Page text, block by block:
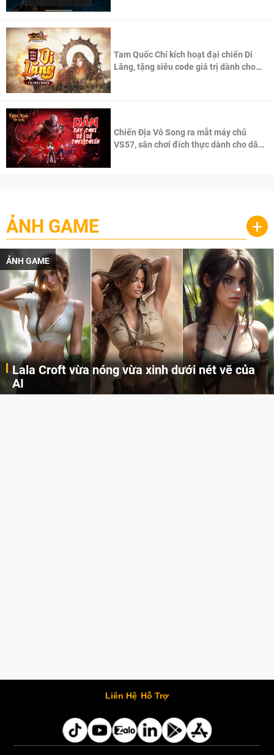
Tam Quốc Chí kích hoạt đại chiến Di
Lăng, tặng siêu code giá trị dành cho
Chiến Địa Vô Song ra mắt máy chủ
VS57, sân chơi đích thực dành cho dân
ẢNH GAME +
ẢNH GAME
Lala Croft vừa nóng vừa xinh dưới nét vẽ của
AI
Liên Hệ Hỗ Trợ